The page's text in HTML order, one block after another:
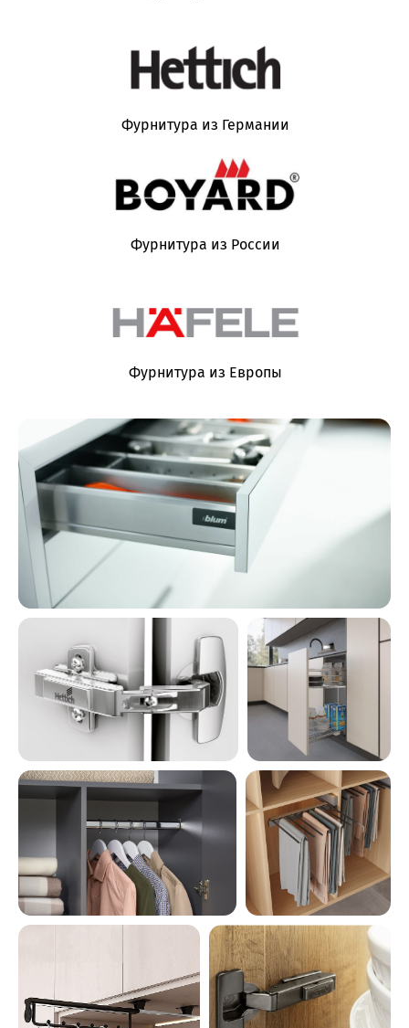
Фурнитура из Германии
Фурнитура из России
Фурнитура из Европы